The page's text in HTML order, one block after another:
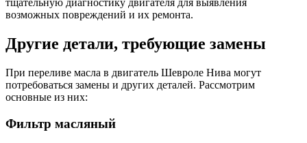
тщательную диагностику двигателя для выявления
возможных повреждений и их ремонта.
Другие детали, требующие замены
При переливе масла в двигатель Шевроле Нива могут
потребоваться замены и других деталей. Рассмотрим
основные из них:
Фильтр масляный